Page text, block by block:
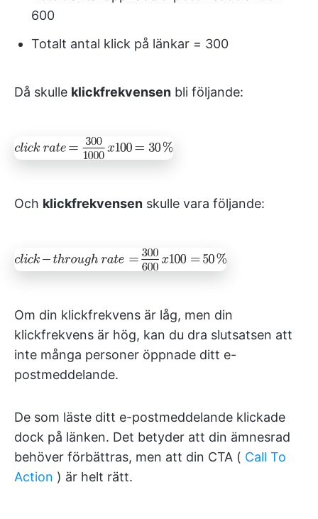
600
Totalt antal klick på länkar = 300
Då skulle klickfrekvensen bli följande:
Och klickfrekvensen skulle vara följande:
Om din klickfrekvens är låg, men din
klickfrekvens är hög, kan du dra slutsatsen att
inte många personer öppnade ditt e-
postmeddelande.
De som läste ditt e-postmeddelande klickade
dock på länken. Det betyder att din ämnesrad
behöver förbättras, men att din CTA ( Call To
Action ) är helt rätt.